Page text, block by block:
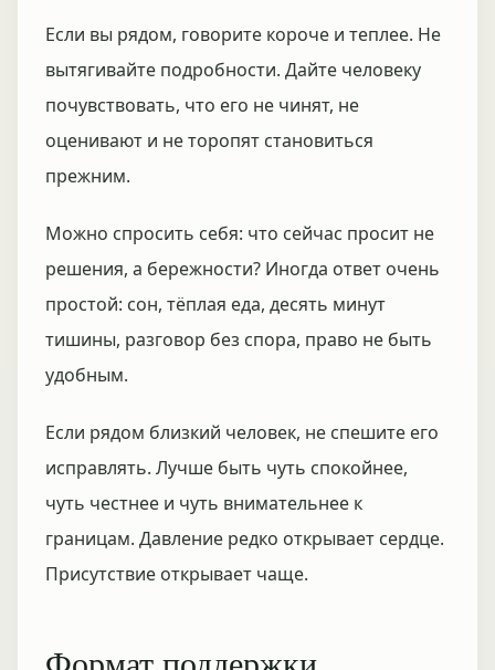
Если вы рядом, говорите короче и теплее. Не
вытягивайте подробности. Дайте человеку
почувствовать, что его не чинят, не
оценивают и не торопят становиться
прежним.
Можно спросить себя: что сейчас просит не
решения, а бережности? Иногда ответ очень
простой: сон, тёплая еда, десять минут
тишины, разговор без спора, право не быть
удобным.
Если рядом близкий человек, не спешите его
исправлять. Лучше быть чуть спокойнее,
чуть честнее и чуть внимательнее к
границам. Давление редко открывает сердце.
Присутствие открывает чаще.